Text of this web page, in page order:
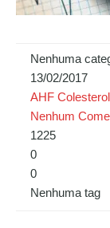
Nenhuma
13/02/2017
AHF Colesterol
Nenhum
1225
0
0
Nenhuma tag